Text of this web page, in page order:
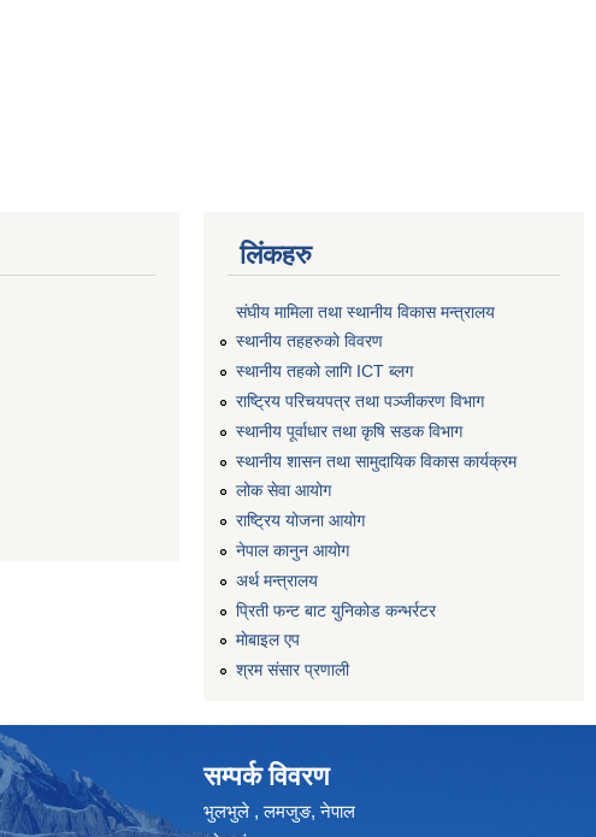
लिंकहरु
संघीय मामिला तथा स्थानीय विकास मन्त्रालय
स्थानीय तहहरुकाे विवरण
स्थानीय तहको लागि ICT ब्लग
राष्‍ट्रिय परिचयपत्र तथा पञ्‍जीकरण विभाग
स्थानीय पूर्वाधार तथा कृषि सडक विभाग
स्थानीय शासन तथा सामुदायिक विकास कार्यक्रम
लोक सेवा आयोग
राष्ट्रिय योजना आयोग
नेपाल कानुन आयोग
अर्थ मन्त्रालय
प्रिती फन्ट बाट युनिकोड कन्भर्रटर
माेबाइल एप
श्रम संसार प्रणाली
सम्पर्क विवरण
भुलभुले , लमजुङ, नेपाल